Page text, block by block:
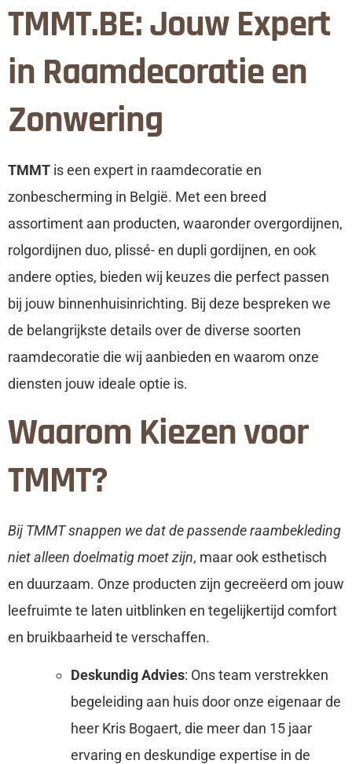
TMMT.BE: Jouw Expert
in Raamdecoratie en
Zonwering
TMMT is een expert in raamdecoratie en
zonbescherming in België. Met een breed
assortiment aan producten, waaronder overgordijnen,
rolgordijnen duo, plissé- en dupli gordijnen, en ook
andere opties, bieden wij keuzes die perfect passen
bij jouw binnenhuisinrichting. Bij deze bespreken we
de belangrijkste details over de diverse soorten
raamdecoratie die wij aanbieden en waarom onze
diensten jouw ideale optie is.
Waarom Kiezen voor
TMMT?
Bij TMMT snappen we dat de passende raambekleding
niet alleen doelmatig moet zijn, maar ook esthetisch
en duurzaam. Onze producten zijn gecreëerd om jouw
leefruimte te laten uitblinken en tegelijkertijd comfort
en bruikbaarheid te verschaffen.
Deskundig Advies: Ons team verstrekken
begeleiding aan huis door onze eigenaar de
heer Kris Bogaert, die meer dan 15 jaar
ervaring en deskundige expertise in de